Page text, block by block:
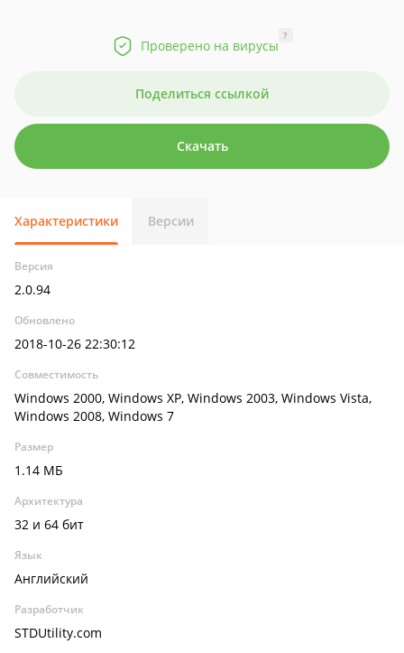
Проверено на вирусы
?
Поделиться ссылкой
Скачать
Характеристики Версии
Версия
2.0.94
Обновлено
2018-10-26 22:30:12
Совместимость
Windows 2000, Windows XP, Windows 2003, Windows Vista,
Windows 2008, Windows 7
Размер
1.14 МБ
Архитектура
32 и 64 бит
Язык
Английский
Разработчик
STDUtility.com